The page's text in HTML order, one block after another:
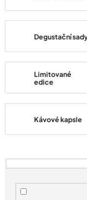
Degustační
Limitované
edice
Kávové kapsle
V